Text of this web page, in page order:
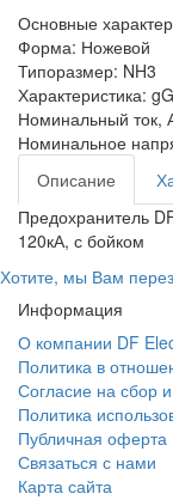
Основные
Форма: Ножевой
Типоразмер: NH3
Характеристика: gG
Номинальный ток,
Номинальное
Описание
Предохранитель
120кА, с бойком
Хотите, мы Вам
Информация
О компании DF
Политика в
Согласие на сбор
Политика
Публичная оферта
Связаться с нами
Карта сайта